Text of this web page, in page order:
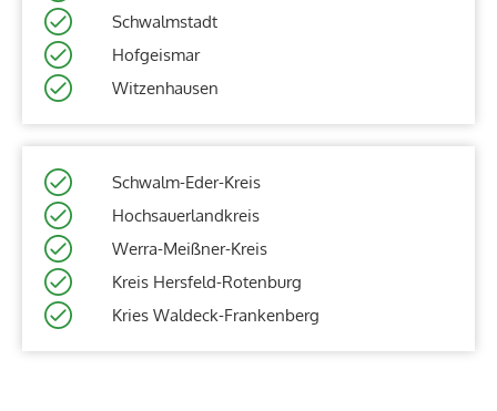
Schwalmstadt
Hofgeismar
Witzenhausen
Schwalm-Eder-Kreis
Hochsauerlandkreis
Werra-Meißner-Kreis
Kreis Hersfeld-Rotenburg
Kries Waldeck-Frankenberg